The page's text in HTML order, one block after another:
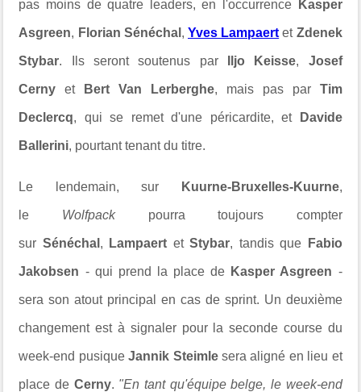
pas moins de quatre leaders, en l'occurrence Kasper
Asgreen, Florian Sénéchal , Yves Lampaert et Zdenek
Stybar. Ils seront soutenus par Iljo Keisse, Josef
Cerny et Bert Van Lerberghe, mais pas par Tim
Declercq, qui se remet d'une péricardite, et Davide
Ballerini, pourtant tenant du titre.
Le lendemain, sur Kuurne-Bruxelles-Kuurne,
le Wolfpackpourra toujours compter
sur Sénéchal , Lampaert etStybar, tandis que Fabio
Jakobsen - qui prend la place de Kasper Asgreen -
sera son atout principal en cas de sprint. Un deuxième
changement est à signaler pour la seconde course du
week-end pusiqueJannik Steimlesera aligné en lieu et
place de Cerny. "En tant qu'équipe belge, le week-end